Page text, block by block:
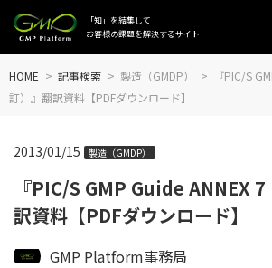
「知」を結集して
お客様の課題を解決するサイト
HOME 記事検索 製造（GMDP）
『PIC/S
訂）』翻訳資料【PDFダウンロード】
『PIC/S GMP Guide ANNEX
訳資料【PDFダウンロード】
2013/01/15 製造（GMDP）
GMP Platform事務局